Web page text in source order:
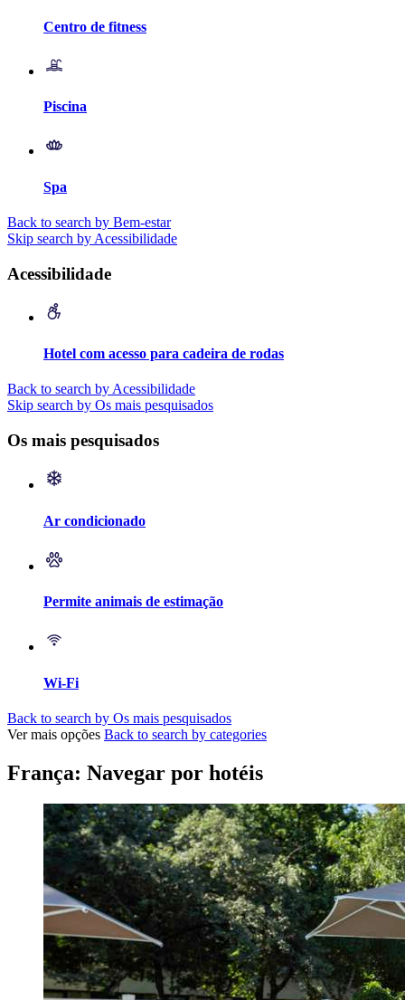
Centro de fitness
Piscina
Spa
Back to search by Bem-estar
Skip search by Acessibilidade
Acessibilidade
Hotel com acesso para cadeira de rodas
Back to search by Acessibilidade
Skip search by Os mais pesquisados
Os mais pesquisados
Ar condicionado
Permite animais de estimação
Wi-Fi
Back to search by Os mais pesquisados
Ver mais opções Back to search by categories
França: Navegar por hotéis